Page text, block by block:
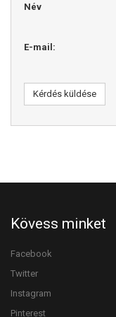
Név
E-mail:
Kérdés küldése
Kövess minket
Facebook
Twitter
Instagram
Pinterest